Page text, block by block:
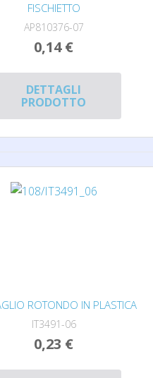
FISCHIETTO
AP810376-07
0,14 €
DETTAGLI
PRODOTTO
ROTONDO IN PLASTICA
IT3491-06
0,23 €